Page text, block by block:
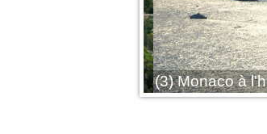
(3) Monaco à